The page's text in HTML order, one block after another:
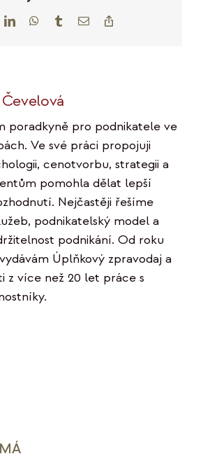
LinkedInWhatsApp
TumblrE-
poradkyně pro podnikatele ve
Ve své práci propojuji
cenotvorbu, strategii a
pomohla dělat lepší
Nejčastěji řešíme
podnikatelský model a
podnikání. Od roku
Úplňkový zpravodaj a
z více než 20 let práce s